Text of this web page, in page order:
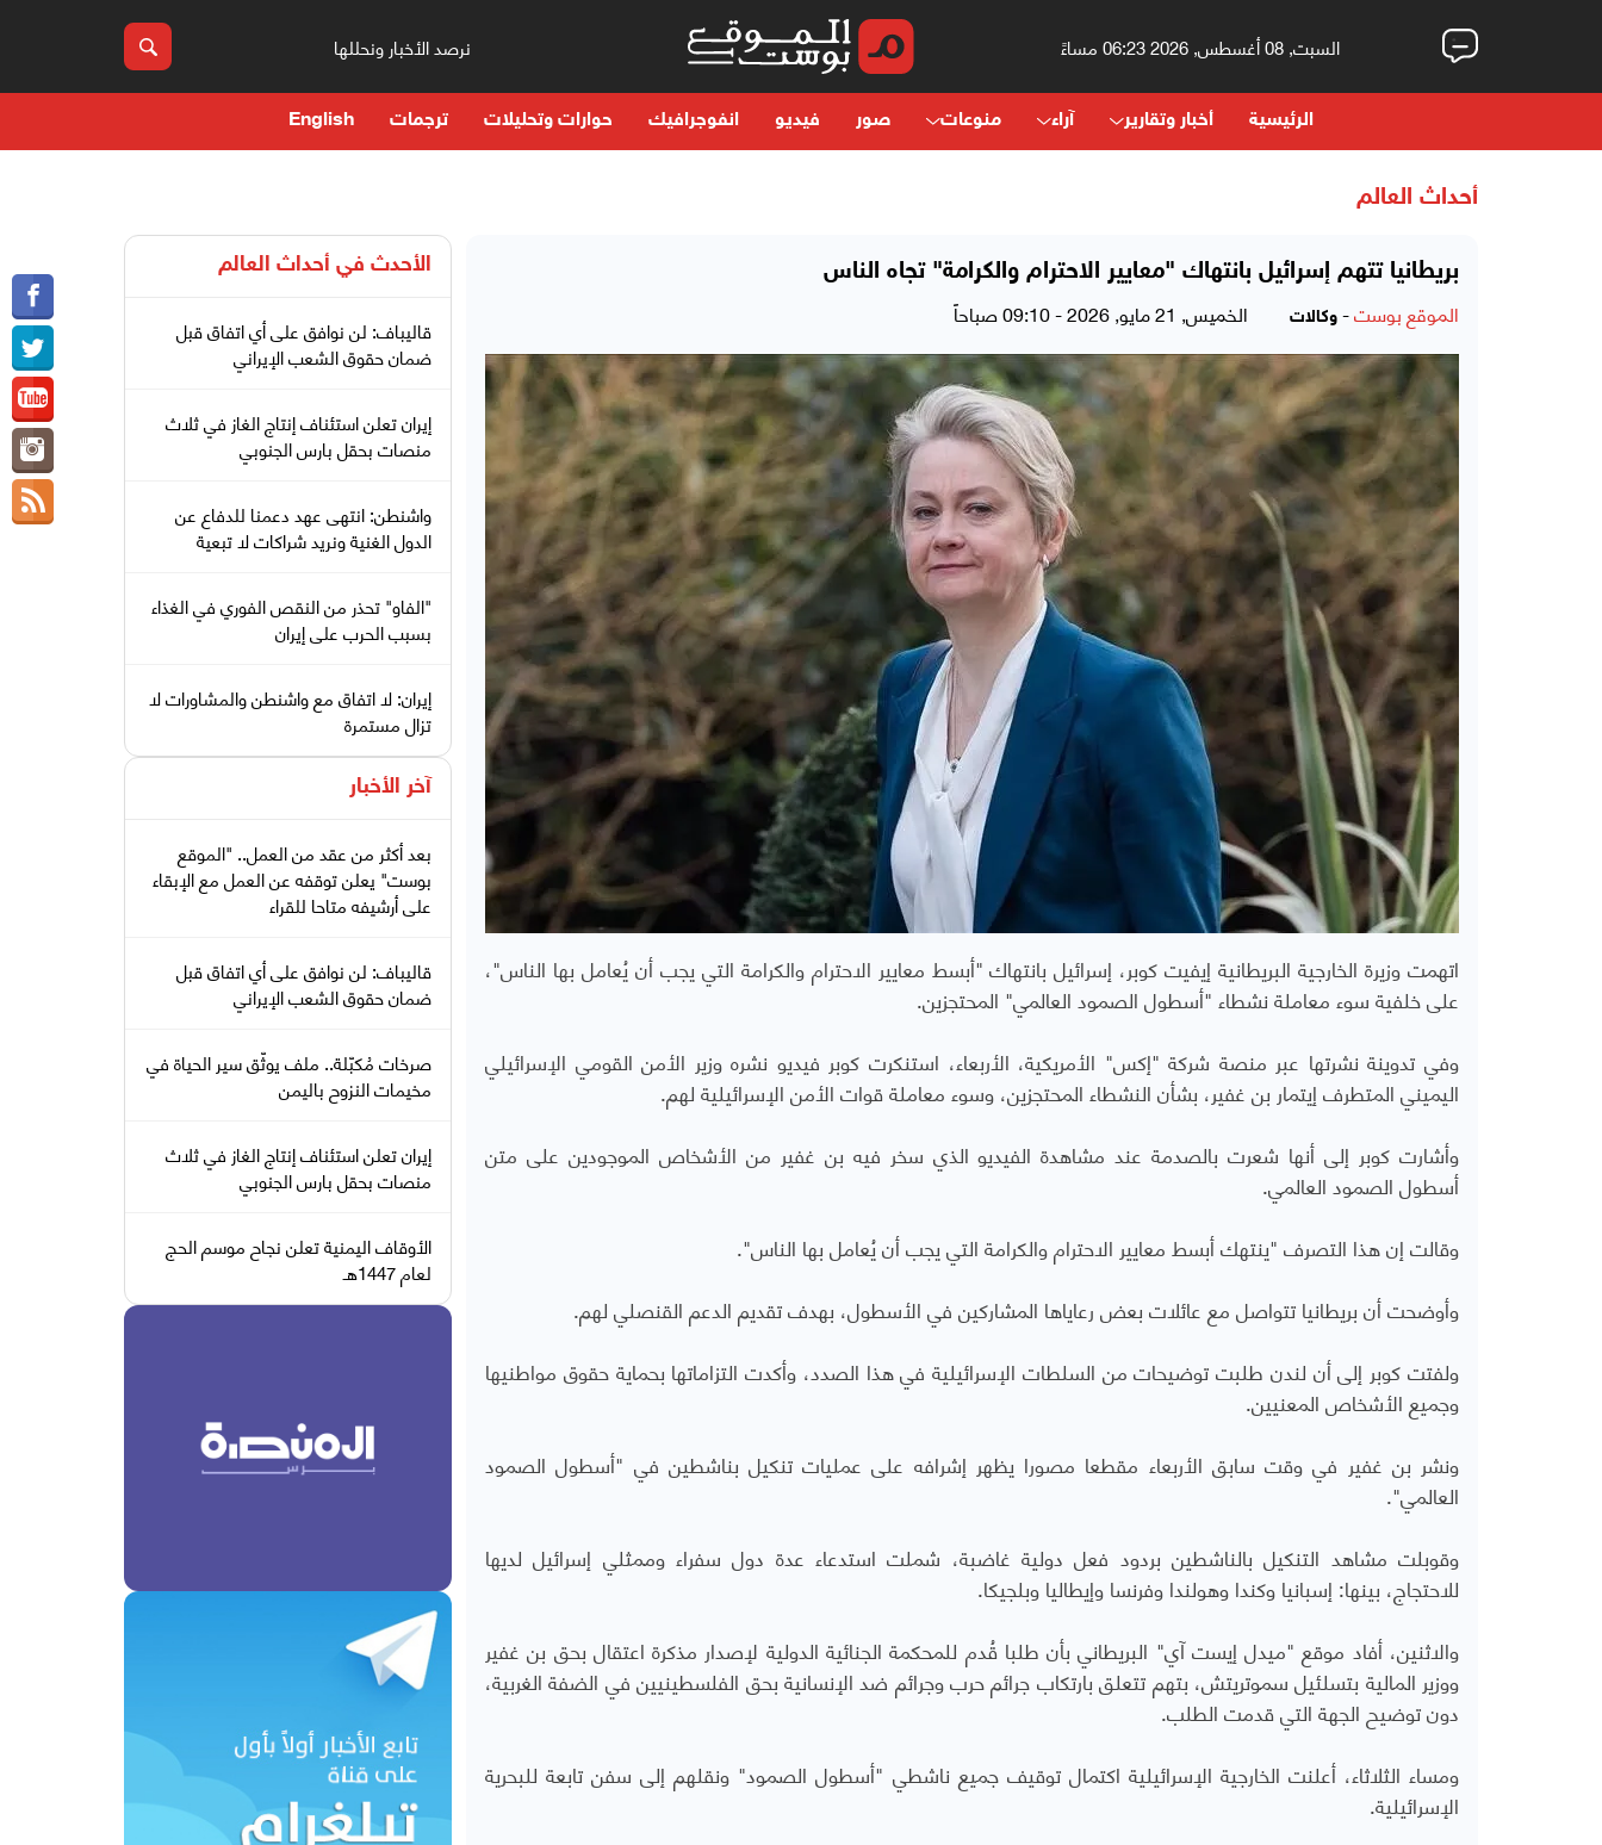
السبت, 08 أغسطس, 2026 06:23 مساءً نرصد الأخبار ونحللها
الرئيسية أخبار وتقارير آراء منوعات صور فيديو انفوجرافيك حوارات وتحليلات ترجمات English
أحداث العالم
بريطانيا تتهم إسرائيل بانتهاك "معايير الاحترام والكرامة" تجاه الناس
الموقع بوست- وكالات الخميس, 21 مايو, 2026 - 09:10 صباحاً
اتهمت وزيرة الخارجية البريطانية إيفيت كوبر، إسرائيل بانتهاك "أبسط معايير الاحترام والكرامة التي يجب أن يُعامل بها الناس"،
على خلفية سوء معاملة نشطاء "أسطول الصمود العالمي" المحتجزين.
وفي تدوينة نشرتها عبر منصة شركة "إكس" الأمريكية، الأربعاء، استنكرت كوبر فيديو نشره وزير الأمن القومي الإسرائيلي
اليميني المتطرف إيتمار بن غفير، بشأن النشطاء المحتجزين، وسوء معاملة قوات الأمن الإسرائيلية لهم.
وأشارت كوبر إلى أنها شعرت بالصدمة عند مشاهدة الفيديو الذي سخر فيه بن غفير من الأشخاص الموجودين على متن
أسطول الصمود العالمي.
وقالت إن هذا التصرف "ينتهك أبسط معايير الاحترام والكرامة التي يجب أن يُعامل بها الناس".
وأوضحت أن بريطانيا تتواصل مع عائلات بعض رعاياها المشاركين في الأسطول، بهدف تقديم الدعم القنصلي لهم.
ولفتت كوبر إلى أن لندن طلبت توضيحات من السلطات الإسرائيلية في هذا الصدد، وأكدت التزاماتها بحماية حقوق مواطنيها
وجميع الأشخاص المعنيين.
ونشر بن غفير في وقت سابق الأربعاء مقطعا مصورا يظهر إشرافه على عمليات تنكيل بناشطين في "أسطول الصمود
العالمي".
وقوبلت مشاهد التنكيل بالناشطين بردود فعل دولية غاضبة، شملت استدعاء عدة دول سفراء وممثلي إسرائيل لديها
للاحتجاج، بينها: إسبانيا وكندا وهولندا وفرنسا وإيطاليا وبلجيكا.
والاثنين، أفاد موقع "ميدل إيست آي" البريطاني بأن طلبا قُدم للمحكمة الجنائية الدولية لإصدار مذكرة اعتقال بحق بن غفير
ووزير المالية بتسلئيل سموتريتش، بتهم تتعلق بارتكاب جرائم حرب وجرائم ضد الإنسانية بحق الفلسطينيين في الضفة الغربية،
دون توضيح الجهة التي قدمت الطلب.
ومساء الثلاثاء، أعلنت الخارجية الإسرائيلية اكتمال توقيف جميع ناشطي "أسطول الصمود" ونقلهم إلى سفن تابعة للبحرية
الإسرائيلية.
الأحدث في أحداث العالم
قاليباف: لن نوافق على أي اتفاق قبل
ضمان حقوق الشعب الإيراني
إيران تعلن استئناف إنتاج الغاز في ثلاث
منصات بحقل بارس الجنوبي
واشنطن: انتهى عهد دعمنا للدفاع عن
الدول الغنية ونريد شراكات لا تبعية
"الفاو" تحذر من النقص الفوري في الغذاء
بسبب الحرب على إيران
إيران: لا اتفاق مع واشنطن والمشاورات لا
تزال مستمرة
آخر الأخبار
بعد أكثر من عقد من العمل.. "الموقع
بوست" يعلن توقفه عن العمل مع الإبقاء
على أرشيفه متاحا للقراء
قاليباف: لن نوافق على أي اتفاق قبل
ضمان حقوق الشعب الإيراني
صرخات مُكبّلة.. ملف يوثّق سير الحياة في
مخيمات النزوح باليمن
إيران تعلن استئناف إنتاج الغاز في ثلاث
منصات بحقل بارس الجنوبي
الأوقاف اليمنية تعلن نجاح موسم الحج
لعام 1447هـ